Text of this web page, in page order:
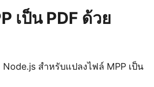
เป็น PDF ด้วย
สำหรับแปลงไฟล์ MPP เป็น